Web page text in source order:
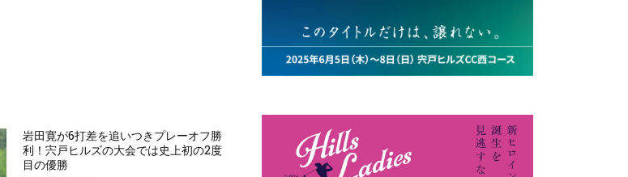
岩田寛が6打差を追いつきプレーオフ勝
利！宍戸ヒルズの大会では史上初の2度
目の優勝